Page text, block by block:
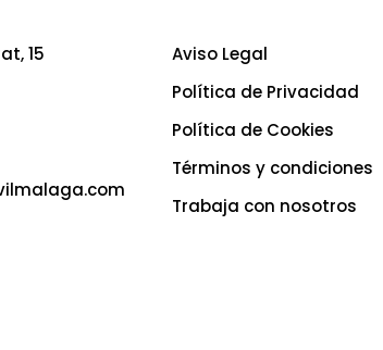
15
Aviso Legal
Política de Privacidad
Política de Cookies
Términos y condiciones
Trabaja con nosotros